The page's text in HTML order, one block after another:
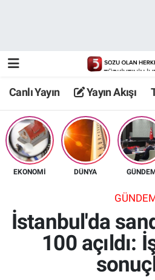
Canlı Yayın Yayın Akışı
EKONOMİ DÜNYA
İstanbul'da
100 açıldı:
TV 5 Ekranı ve Arşiv